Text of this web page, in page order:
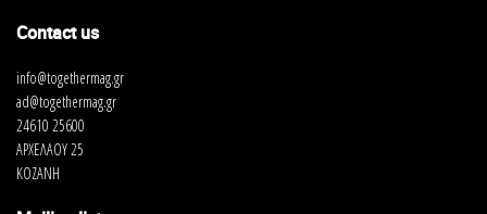
Contact us
info@togethermag.gr
ad@togethermag.gr
24610 25600
ΑΡΧΕΛΑΟΥ 25
ΚΟΖΑΝΗ